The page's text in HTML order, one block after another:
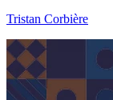
Tristan Corbière